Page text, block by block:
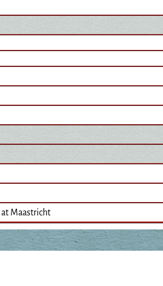
at Maastricht